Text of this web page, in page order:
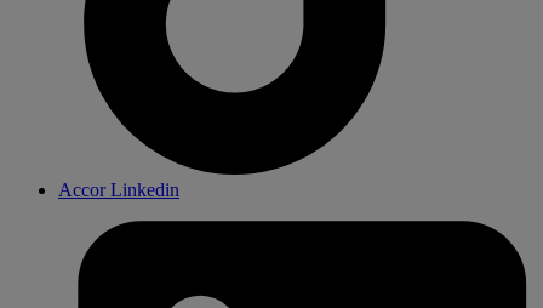
Accor Linkedin